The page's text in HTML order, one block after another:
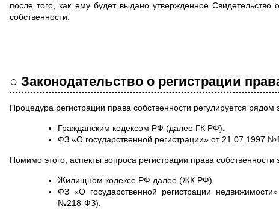
после того, как ему будет выдано утвержденное Свидетельство
собственности.
○ Законодательство о регистрации
Процедура регистрации права собственности регулируется рядом
Гражданским кодексом РФ (далее ГК РФ).
ФЗ «О государственной регистрации» от
Помимо этого, аспекты вопроса регистрации права собственности
Жилищном кодексе РФ далее (ЖК РФ).
ФЗ «О государственной регистрации
№218-ФЗ).